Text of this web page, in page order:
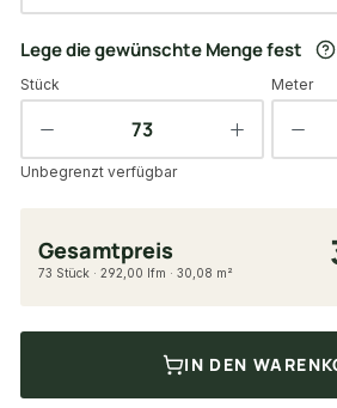
Lege die gewünschte Menge fest
Stück Meter
Unbegrenzt verfügbar
Gesamtpreis
73 Stück · 292,00 lfm · 30,08 m²
IN DEN